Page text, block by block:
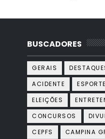
BUSCADORES
GERAIS
ACIDENTE
ESPORTE
ELEIÇÕES
CONCURSOS
CEPFS
CAMPINA